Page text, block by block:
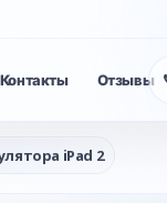
Контакты Отзывы
iPad 2